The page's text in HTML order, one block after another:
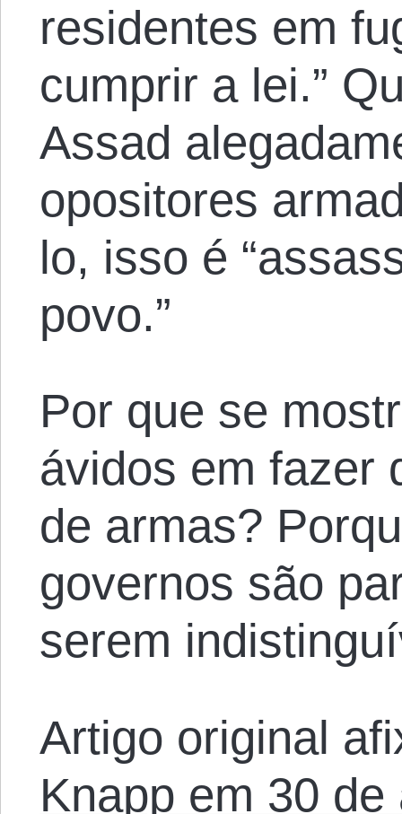
residentes em
cumprir a lei.”
Assad
opositores
lo, isso é
povo.”
Por que se
ávidos em fazer
de armas?
governos são
serem
Artigo original
Knapp em 30